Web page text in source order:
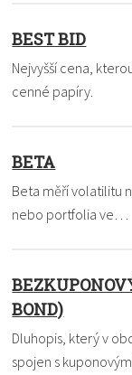
BEST BID
Nejvyšší cena,
cenné papíry.
BETA
Beta měří volatilitu
nebo portfolia ve…
BOND)
Dluhopis, který v
spojen s